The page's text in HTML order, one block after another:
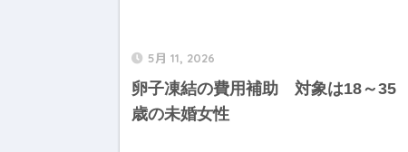
5月 11, 2026
卵子凍結の費用補助 対象は18～35
歳の未婚女性